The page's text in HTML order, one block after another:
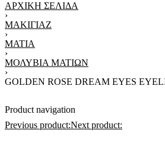
ΑΡΧΙΚΉ ΣΕΛΊΔΑ
›
ΜΑΚΙΓΙΆΖ
›
ΜΆΤΙΑ
›
ΜΟΛΎΒΙΑ ΜΑΤΙΏΝ
›
GOLDEN ROSE DREAM EYES
Product navigation
Previous product:Next product: